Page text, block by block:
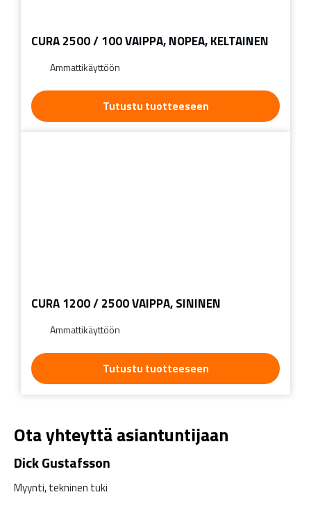
CURA 2500 / 100 VAIPPA, NOPEA, KELTAINEN
Ammattikäyttöön
Tutustu tuotteeseen
CURA 1200 / 2500 VAIPPA, SININEN
Ammattikäyttöön
Tutustu tuotteeseen
Ota yhteyttä asiantuntijaan
Dick Gustafsson
Myynti, tekninen tuki